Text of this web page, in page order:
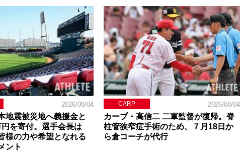
2026/08/04
地震被災地へ義援金と
を寄付。選手会長は
様の力や希望となれる
ント
CARP 2026/08/04
カープ・高信二 二軍監督が復帰。脊
柱管狭窄症手術のため、７月18日か
ら倉コーチが代行